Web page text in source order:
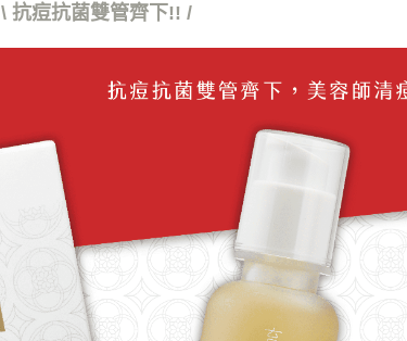
\ 抗痘抗菌雙管齊下!! /